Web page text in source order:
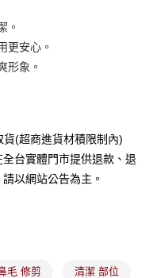
可立即使用無須另外申請。
後會自動跳轉到大哥付的交易
審核未通過，訂單將自動取
大哥付你分期系統評分，恕無
。
更安心。
形象。
貨(超商進貨材積限制內)
全台實體門市提供退款、退
以網站公告為主。
毛 修剪 清潔 部位